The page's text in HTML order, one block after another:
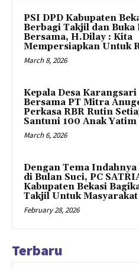
PSI DPD Kabupaten
Berbagi Takjil dan Buka
Bersama, H.Dilay : Kita
Mempersiapkan Untuk
March 8, 2026
Kepala Desa Karangsari
Bersama PT Mitra
Perkasa RBR Rutin
Santuni 100 Anak Yatim
March 6, 2026
Dengan Tema
di Bulan Suci, PC
Kabupaten Bekasi
Takjil Untuk Masyarakat
February 28, 2026
Terbaru